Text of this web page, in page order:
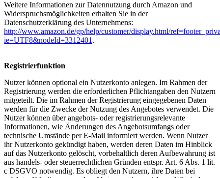
Weitere Informationen zur Datennutzung durch Amazon und
Widerspruchsmöglichkeiten erhalten Sie in der
Datenschutzerklärung des Unternehmens:
http://www.amazon.de/gp/help/customer/display.html/
ie=UTF8&nodeId=3312401 .
Registrierfunktion
Nutzer können optional ein Nutzerkonto anlegen. Im Rahmen der
Registrierung werden die erforderlichen Pflichtangaben den Nutzern
mitgeteilt. Die im Rahmen der Registrierung eingegebenen Daten
werden für die Zwecke der Nutzung des Angebotes verwendet. Die
Nutzer können über angebots- oder registrierungsrelevante
Informationen, wie Änderungen des Angebotsumfangs oder
technische Umstände per E-Mail informiert werden. Wenn Nutzer
ihr Nutzerkonto gekündigt haben, werden deren Daten im Hinblick
auf das Nutzerkonto gelöscht, vorbehaltlich deren Aufbewahrung ist
aus handels- oder steuerrechtlichen Gründen entspr. Art. 6 Abs. 1 lit.
c DSGVO notwendig. Es obliegt den Nutzern, ihre Daten bei